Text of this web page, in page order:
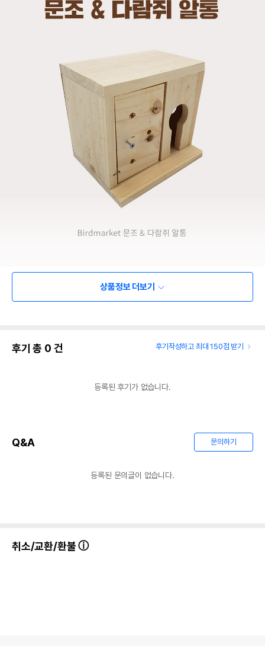
상품정보 더보기
후기 총 0 건 후기작성하고 최대 150점 받기
등록된 후기가 없습니다.
Q&A 문의하기
등록된 문의글이 없습니다.
취소/교환/환불